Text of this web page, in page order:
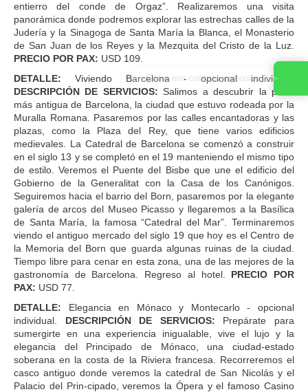
entierro del conde de Orgaz”. Realizaremos una visita
panorámica donde podremos explorar las estrechas calles de la
Judería y la Sinagoga de Santa María la Blanca, el Monasterio
de San Juan de los Reyes y la Mezquita del Cristo de la Luz.
PRECIO POR PAX: USD 109.
DETALLE: Viviendo Barcelona - opcional individual.
DESCRIPCIÓN DE SERVICIOS:Salimos a descubrir la parte
más antigua de Barcelona, la ciudad que estuvo rodeada por la
Muralla Romana. Pasaremos por las calles encantadoras y las
plazas, como la Plaza del Rey, que tiene varios edificios
medievales. La Catedral de Barcelona se comenzó a construir
en el siglo 13 y se completó en el 19 manteniendo el mismo tipo
de estilo. Veremos el Puente del Bisbe que une el edificio del
Gobierno de la Generalitat con la Casa de los Canónigos.
Seguiremos hacia el barrio del Born, pasaremos por la elegante
galería de arcos del Museo Picasso y llegaremos a la Basílica
de Santa María, la famosa “Catedral del Mar”. Terminaremos
viendo el antiguo mercado del siglo 19 que hoy es el Centro de
la Memoria del Born que guarda algunas ruinas de la ciudad.
Tiempo libre para cenar en esta zona, una de las mejores de la
gastronomía de Barcelona. Regreso al hotel. PRECIO POR
PAX: USD 77.
DETALLE: Elegancia en Mónaco y Montecarlo - opcional
individual. DESCRIPCIÓN DE SERVICIOS: Prepárate para
sumergirte en una experiencia inigualable, vive el lujo y la
elegancia del Principado de Mónaco, una ciudad-estado
soberana en la costa de la Riviera francesa. Recorreremos el
casco antiguo donde veremos la catedral de San Nicolás y el
Palacio del Prin-cipado, veremos la Ópera y el famoso Casino